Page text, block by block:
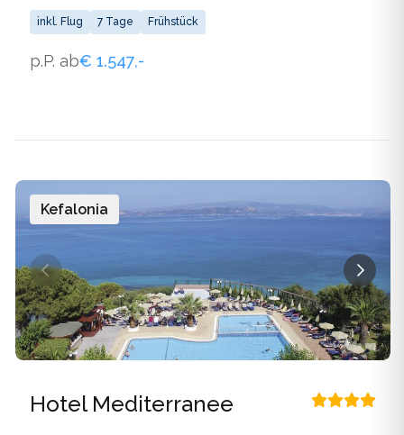
inkl. Flug 7 Tage Frühstück
p.P. ab€ 1.547,-
Kefalonia
Hotel Mediterranee